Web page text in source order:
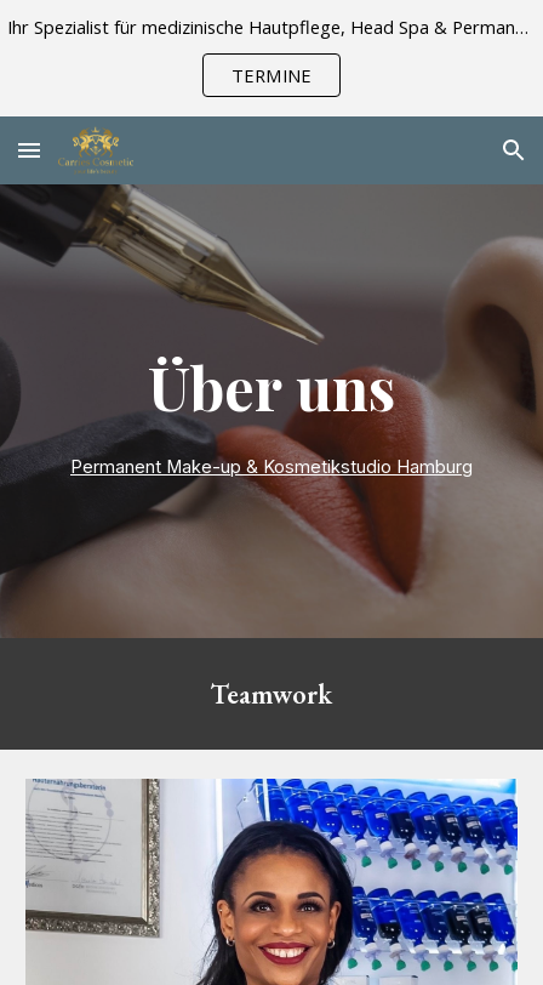
Skip to main content Skip to navigation
Ihr Spezialist für medizinische Hautpflege, Head Spa & Permanent Make-up ⚜️ 🇩🇪 ⚜️ 🇬🇧 ⚜️ Über 20 Jahre Erfahrung · 5-Sterne-Bewertungen
TERMINE
Über uns
Permanent Make-up & Kosmetikstudio Hamburg
Teamwork